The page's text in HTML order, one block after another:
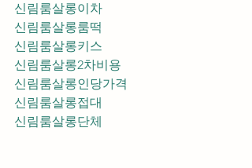
신림룸살롱이차
신림룸살롱룸떡
신림룸살롱키스
신림룸살롱2차비용
신림룸살롱인당가격
신림룸살롱접대
신림룸살롱단체